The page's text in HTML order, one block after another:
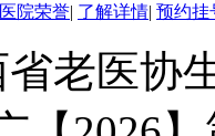
医院荣誉| 了解详情| 预约挂
老医协